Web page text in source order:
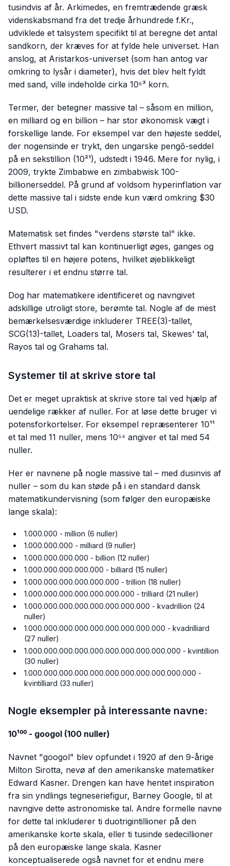
tusindvis af år. Arkimedes, en fremtrædende græsk
videnskabsmand fra det tredje århundrede f.Kr.,
udviklede et talsystem specifikt til at beregne det antal
sandkorn, der kræves for at fylde hele universet. Han
anslog, at Aristarkos-universet (som han antog var
omkring to lysår i diameter), hvis det blev helt fyldt
med sand, ville indeholde cirka 10⁶³ korn.
Termer, der betegner massive tal – såsom en million,
en milliard og en billion – har stor økonomisk vægt i
forskellige lande. For eksempel var den højeste seddel,
der nogensinde er trykt, den ungarske pengő-seddel
på en sekstillion (10²¹), udstedt i 1946. Mere for nylig, i
2009, trykte Zimbabwe en zimbabwisk 100-
billionerseddel. På grund af voldsom hyperinflation var
dette massive tal i sidste ende kun værd omkring $30
USD.
Matematisk set findes "verdens største tal" ikke.
Ethvert massivt tal kan kontinuerligt øges, ganges og
opløftes til en højere potens, hvilket øjeblikkeligt
resulterer i et endnu større tal.
Dog har matematikere identificeret og navngivet
adskillige utroligt store, berømte tal. Nogle af de mest
bemærkelsesværdige inkluderer TREE(3)-tallet,
SCG(13)-tallet, Loaders tal, Mosers tal, Skewes' tal,
Rayos tal og Grahams tal.
Systemer til at skrive store tal
Det er meget upraktisk at skrive store tal ved hjælp af
uendelige rækker af nuller. For at løse dette bruger vi
potensforkortelser. For eksempel repræsenterer 10¹¹
et tal med 11 nuller, mens 10⁵⁴ angiver et tal med 54
nuller.
Her er navnene på nogle massive tal – med dusinvis af
nuller – som du kan støde på i en standard dansk
matematikundervisning (som følger den europæiske
lange skala):
1.000.000 - million (6 nuller)
1.000.000.000 - milliard (9 nuller)
1.000.000.000.000 - billion (12 nuller)
1.000.000.000.000.000 - billiard (15 nuller)
1.000.000.000.000.000.000 - trillion (18 nuller)
1.000.000.000.000.000.000.000 - trilliard (21 nuller)
1.000.000.000.000.000.000.000.000 - kvadrillion (24
nuller)
1.000.000.000.000.000.000.000.000.000 - kvadrilliard
(27 nuller)
1.000.000.000.000.000.000.000.000.000.000 - kvintillion
(30 nuller)
1.000.000.000.000.000.000.000.000.000.000.000 -
kvintilliard (33 nuller)
Nogle eksempler på interessante navne:
10¹⁰⁰ - googol (100 nuller)
Navnet "googol" blev opfundet i 1920 af den 9-årige
Milton Sirotta, nevø af den amerikanske matematiker
Edward Kasner. Drengen kan have hentet inspiration
fra sin yndlings tegneseriefigur, Barney Google, til at
navngive dette astronomiske tal. Andre formelle navne
for dette tal inkluderer ti duotrigintillioner på den
amerikanske korte skala, eller ti tusinde sedecillioner
på den europæiske lange skala. Kasner
konceptualiserede også navnet for et endnu mere